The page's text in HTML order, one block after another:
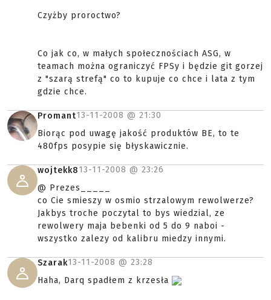
Czyżby proroctwo?
Co jak co, w małych społecznościach ASG, w
teamach można ograniczyć FPSy i będzie git gorzej
z "szarą strefą" co to kupuje co chce i lata z tym
gdzie chce.
Promant13-11-2008 @ 21:30
Biorąc pod uwagę jakość produktów BE, to te
480fps posypie się błyskawicznie.
wojtekk813-11-2008 @ 23:26
@ Prezes_____
co Cie smieszy w osmio strzalowym rewolwerze?
Jakbys troche poczytal to bys wiedzial, ze
rewolwery maja bebenki od 5 do 9 naboi -
wszystko zalezy od kalibru miedzy innymi.
Szarak13-11-2008 @ 23:28
Haha, Darq spadłem z krzesła